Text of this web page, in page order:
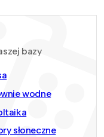
bazy
wodne
słoneczne